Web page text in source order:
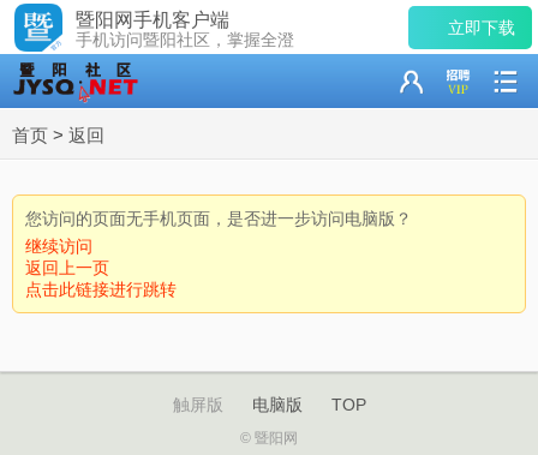
暨阳网手机客户端
手机访问暨阳社区，掌握全澄
立即下载
首页 > 返回
您访问的页面无手机页面，是否进一步访问电脑版？
继续访问
返回上一页
点击此链接进行跳转
触屏版 电脑版 TOP
© 暨阳网